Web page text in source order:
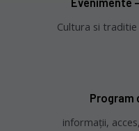
Cultura si
Program
informații,